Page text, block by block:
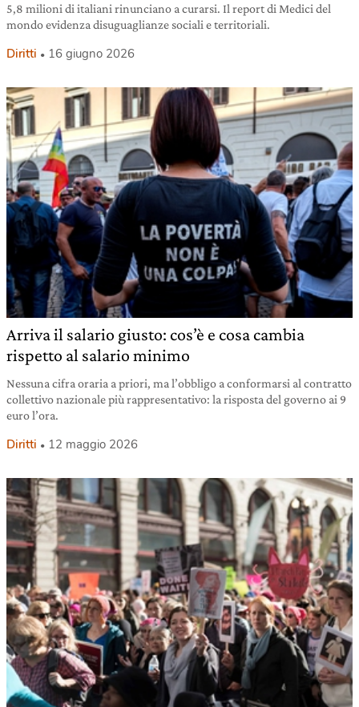
5,8 milioni di italiani rinunciano a curarsi. Il report di Medici del
mondo evidenza disuguaglianze sociali e territoriali.
Diritti 16 giugno 2026
Arriva il salario giusto: cos’è e cosa cambia
rispetto al salario minimo
Nessuna cifra oraria a priori, ma l’obbligo a conformarsi al contratto
collettivo nazionale più rappresentativo: la risposta del governo ai 9
euro l’ora.
Diritti 12 maggio 2026